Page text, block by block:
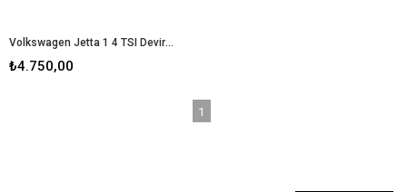
Volkswagen Jetta 1 4 TSI Devirdaim Su Pompası Termostatlı
₺4.750,00
1